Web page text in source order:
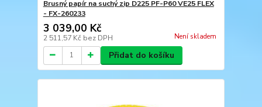
Brusný papír na suchý zip D225 PF-P60 VE25 FLEX
- FX-260233
3 039,00 Kč
2 511,57 Kč bez DPH Není skladem
Přidat do košíku